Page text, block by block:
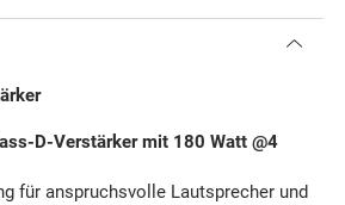
D-Verstärker mit 180 Watt @4
für anspruchsvolle Lautsprecher und